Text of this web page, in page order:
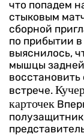
что попадем
стыковым
сборной
по прибытии
выяснилось,
мышцы задней
восстановить
встрече.
карточек